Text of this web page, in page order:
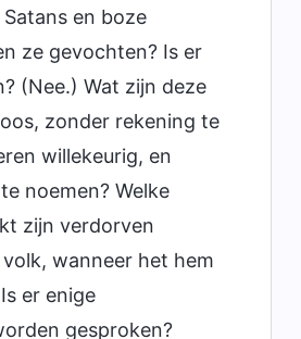
en boze
ze gevochten? Is er
(Nee.) Wat zijn deze
zonder rekening te
willekeurig, en
noemen? Welke
zijn verdorven
wanneer het hem
er enige
gesproken?